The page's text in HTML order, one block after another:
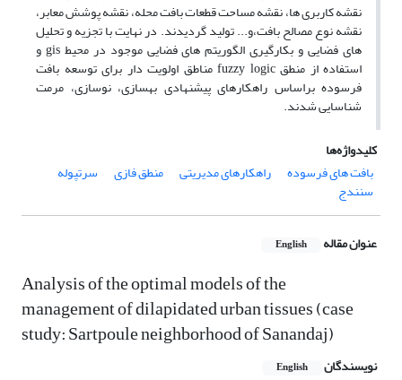
نقشه کاربری ها، نقشه مساحت قطعات بافت محله، نقشه پوشش معابر،
نقشه نوع مصالح بافت،و... تولید گردیدند. در نهایت با تجزیه و تحلیل
های فضایی و بکارگیری الگوریتم های فضایی موجود در محیط gis و
استفاده از منطق fuzzy logic مناطق اولویت دار برای توسعه بافت
فرسوده براساس راهکارهای پیشنهادی بهسازی، نوسازی، مرمت
شناسایی شدند.
کلیدواژه‌ها
بافت های فرسوده
راهکارهای مدیریتی منطق فازی سرتپوله
سنندج
عنوان مقاله English
Analysis of the optimal models of the
management of dilapidated urban tissues (case
study: Sartpoule neighborhood of Sanandaj)
نویسندگان English